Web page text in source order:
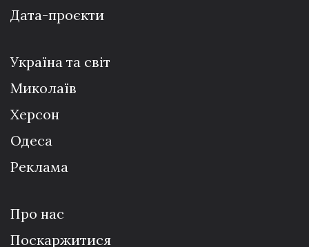
Дата-проєкти
Україна та світ
Миколаїв
Херсон
Одеса
Реклама
Про нас
Поскаржитися